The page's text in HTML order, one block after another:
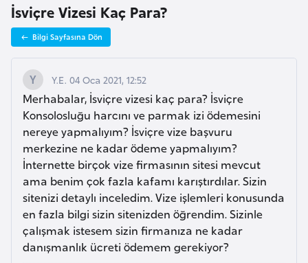
V
i
z
e
İ
ş
l
e
m
l
e
r
i
İsviçre Vizesi Kaç Para?
Bilgi Sayfasına Dön
Y.E. 04 Oca 2021, 12:52
Merhabalar, İsviçre vizesi kaç para? İsviçre
Konsolosluğu harcını ve parmak izi ödemesini
nereye yapmalıyım? İsviçre vize başvuru
merkezine ne kadar ödeme yapmalıyım?
İnternette birçok vize firmasının sitesi mevcut
ama benim çok fazla kafamı karıştırdılar. Sizin
sitenizi detaylı inceledim. Vize işlemleri konusunda
en fazla bilgi sizin sitenizden öğrendim. Sizinle
çalışmak istesem sizin firmanıza ne kadar
danışmanlık ücreti ödemem gerekiyor?
A
u
s
t
u
y
a
A
z
e